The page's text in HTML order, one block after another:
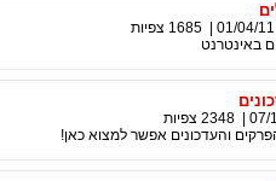
01/04/11
1685 צפיות
באינטרנט
07/
2348 צפיות